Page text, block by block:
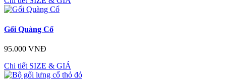
Gối Quàng Cổ
95.000 VNĐ
Chi tiết SIZE & GIÁ